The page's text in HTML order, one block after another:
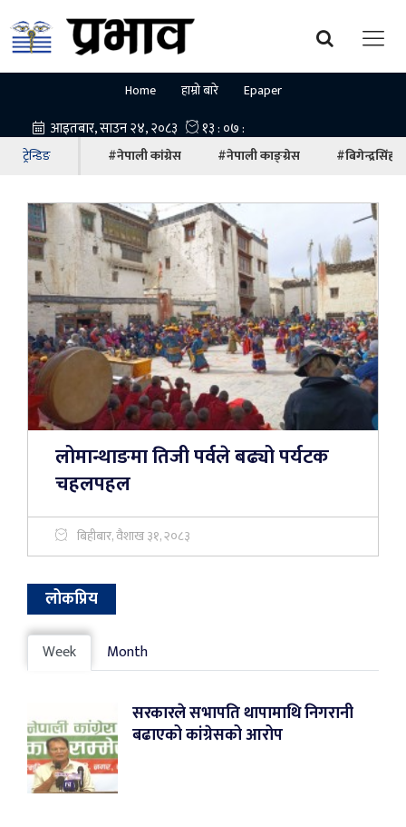
Home हाम्रो बारे Epaper
ट्रेन्डिङ #नेपाली कांग्रेस #नेपाली काङ्ग्रेस #बिगेन्द्रसिंह
लोमान्थाङमा तिजी पर्वले बढ्यो पर्यटक
चहलपहल
बिहीबार, वैशाख ३१, २०८३
लोकप्रिय
Week Month
सरकारले सभापति थापामाथि निगरानी
बढाएको कांग्रेसको आरोप